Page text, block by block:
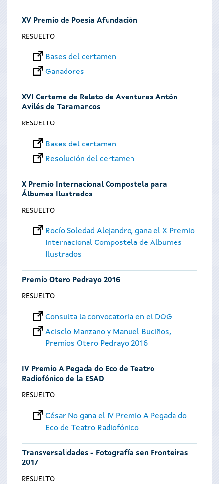
XV Premio de Poesía Afundación
RESUELTO
Bases del certamen
Ganadores
XVI Certame de Relato de Aventuras Antón
Avilés de Taramancos
RESUELTO
Bases del certamen
Resolución del certamen
X Premio Internacional Compostela para
Álbumes Ilustrados
RESUELTO
Rocío Soledad Alejandro, gana el X Premio
Internacional Compostela de Álbumes
Ilustrados
Premio Otero Pedrayo 2016
RESUELTO
Consulta la convocatoria en el DOG
Acisclo Manzano y Manuel Buciños,
Premios Otero Pedrayo 2016
IV Premio A Pegada do Eco de Teatro
Radiofónico de la ESAD
RESUELTO
César No gana el IV Premio A Pegada do
Eco de Teatro Radiofónico
Transversalidades - Fotografía sen Fronteiras
2017
RESUELTO